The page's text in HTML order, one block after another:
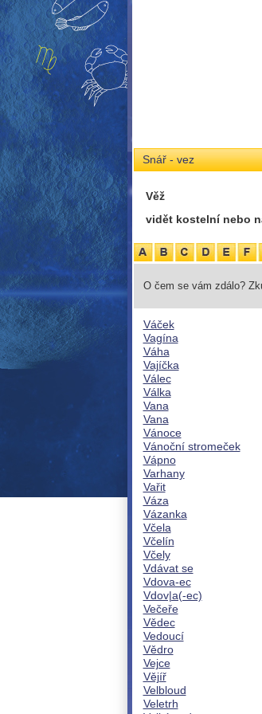
Snář - vez
Věž
vidět kostelní nebo
O čem se vám zdálo?
Váček
Vagína
Váha
Vajíčka
Válec
Válka
Vana
Vana
Vánoce
Vánoční stromeček
Vápno
Varhany
Vařit
Váza
Vázanka
Včela
Včelín
Včely
Vdávat se
Vdova-ec
Vdov|a(-ec)
Večeře
Vědec
Vedoucí
Vědro
Vejce
Vějíř
Velbloud
Veletrh